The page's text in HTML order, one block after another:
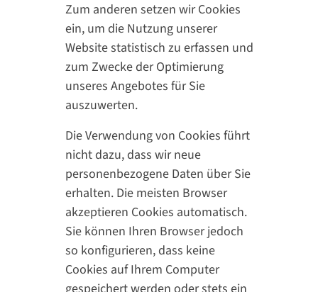
Zum anderen setzen wir Cookies
ein, um die Nutzung unserer
Website statistisch zu erfassen und
zum Zwecke der Optimierung
unseres Angebotes für Sie
auszuwerten.
Die Verwendung von Cookies führt
nicht dazu, dass wir neue
personenbezogene Daten über Sie
erhalten. Die meisten Browser
akzeptieren Cookies automatisch.
Sie können Ihren Browser jedoch
so konfigurieren, dass keine
Cookies auf Ihrem Computer